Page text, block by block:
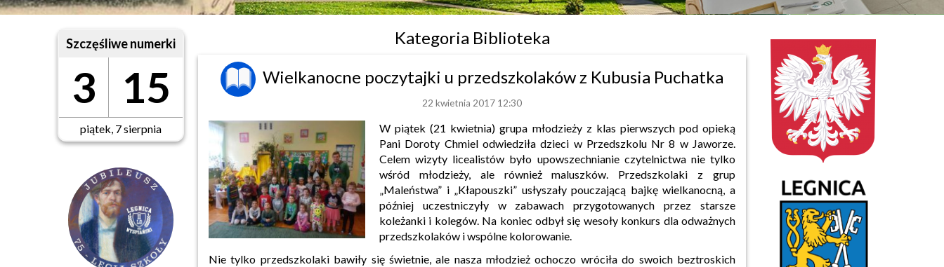
Szczęśliwe numerki
3 15
piątek, 7 sierpnia
Kategoria Biblioteka
Wielkanocne poczytajki u przedszkolaków z Kubusia Puchatka
22 kwietnia 2017 12:30
W piątek (21 kwietnia) grupa młodzieży z klas pierwszych pod opieką
Pani Doroty Chmiel odwiedziła dzieci w Przedszkolu Nr 8 w Jaworze.
Celem wizyty licealistów było upowszechnianie czytelnictwa nie tylko
wśród młodzieży, ale również maluszków. Przedszkolaki z grup
„Maleństwa” i „Kłapouszki” usłyszały pouczającą bajkę wielkanocną, a
później uczestniczyły w zabawach przygotowanych przez starsze
koleżanki i kolegów. Na koniec odbył się wesoły konkurs dla odważnych
przedszkolaków i wspólne kolorowanie.
Nie tylko przedszkolaki bawiły się świetnie, ale nasza młodzież ochoczo wróciła do swoich beztroskich